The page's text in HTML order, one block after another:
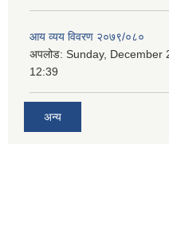
आय व्यय विवरण २०७९/०८०
अपलोड: Sunday, December
12:39
अन्य